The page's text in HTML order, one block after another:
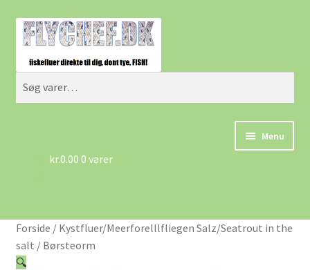
Spring
til
navigation
Spring
til
indhold
efter:
Søg
Menu
Cart
kr.0.00 0 varer
Forside / Kystfluer/Meerforelllfliegen Salz/Seatrout in the
salt / Børsteorm
🔍